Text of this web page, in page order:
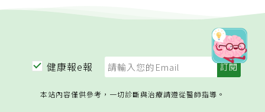
健康報e報
本站內容僅供參考，一切診斷與治療請遵從醫師指導。